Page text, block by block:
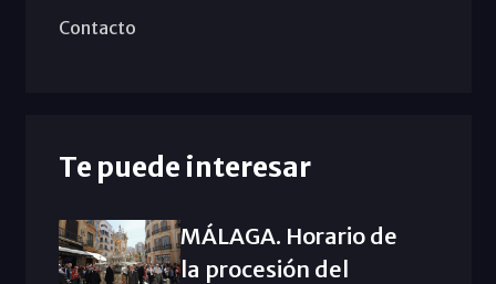
Contacto
Te puede interesar
MÁLAGA. Horario de
la procesión del